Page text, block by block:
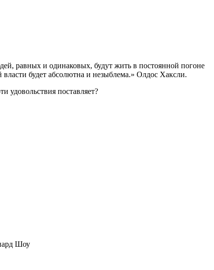
равных и одинаковых, будут жить в постоянной погоне
будет абсолютна и незыблема.» Олдос Хаксли.
удовольствия поставляет?
Шоу